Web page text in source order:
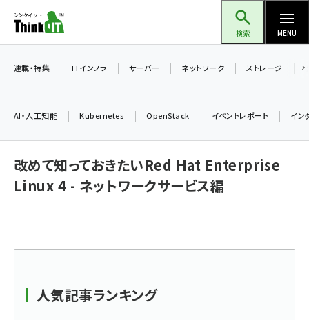
ン
ツ
検索 MENU
ai (2524)
加藤銘のチーム貢献～仲間と築いた勝利の絆～ (2352)
連載・特集 ITインフラ サーバー ネットワーク ストレージ
AI・人工知能 Kubernetes OpenStack イベントレポート イン
改めて知っておきたいRed Hat Enterprise
Linux 4 - ネットワークサービス編
人気記事ランキング